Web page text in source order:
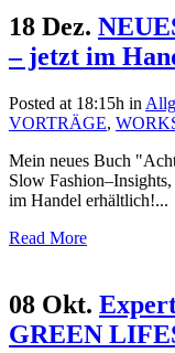
18 Dez.
– jetzt im
Posted at 18:15h in
VORTRÄGE,
Mein neues Buch
Slow
im Handel erhältlich!...
Read More
08 Okt.
GREEN